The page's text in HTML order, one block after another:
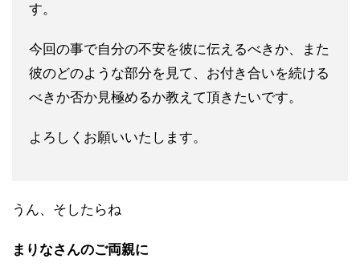
す。
今回の事で自分の不安を彼に伝えるべきか、また
彼のどのような部分を見て、お付き合いを続ける
べきか否か見極めるか教えて頂きたいです。
よろしくお願いいたします。
うん、そしたらね
まりなさんのご両親に